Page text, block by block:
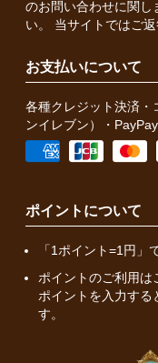
のお問い合わせに関し
い。 当サイトではご
お支払いについて
各種クレジット決済・
ンイレブン）・
ポイントについて
「1ポイント=1円」
ポイントのご利用は
ポイントを入力する
す。